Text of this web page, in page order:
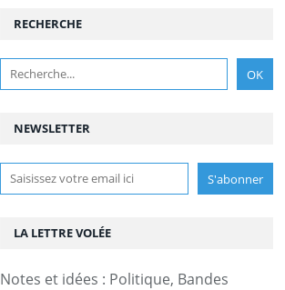
NEWSLETTER
RECHERCHE
LA LETTRE VOLÉE
Notes et idées : Politique, Bandes